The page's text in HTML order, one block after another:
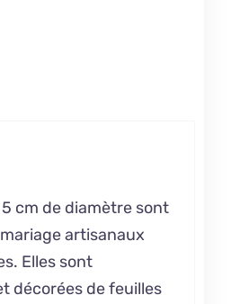
cm de diamètre sont
artisanaux
Elles sont
décorées de feuilles